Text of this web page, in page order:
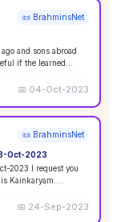
📜 BrahminsNet
and sons abroad
if the learned
📅 04-Oct-2023
📜 BrahminsNet
Oct-2023
you
Kainkaryam.
📅 24-Sep-2023